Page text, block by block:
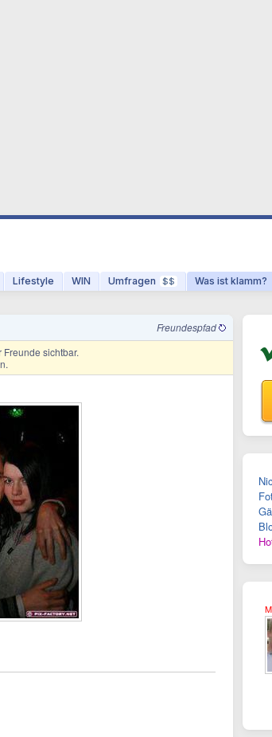
Lifestyle WIN Umfragen $$ Was ist klamm?
Freundespfad
sichtbar.